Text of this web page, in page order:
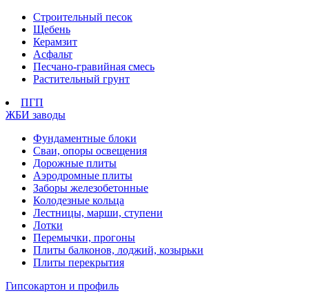
Строительный песок
Щебень
Керамзит
Асфальт
Песчано-гравийная смесь
Растительный грунт
ПГП
ЖБИ заводы
Фундаментные блоки
Сваи, опоры освещения
Дорожные плиты
Аэродромные плиты
Заборы железобетонные
Колодезные кольца
Лестницы, марши, ступени
Лотки
Перемычки, прогоны
Плиты балконов, лоджий, козырьки
Плиты перекрытия
Гипсокартон и профиль